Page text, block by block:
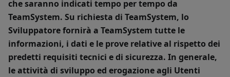
che saranno indicati tempo per tempo da
TeamSystem. Su richiesta di TeamSystem, lo
Sviluppatore fornirà a TeamSystem tutte le
informazioni, i dati e le prove relative al rispetto dei
predetti requisiti tecnici e di sicurezza. In generale,
le attività di sviluppo ed erogazione agli Utenti